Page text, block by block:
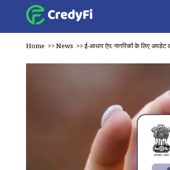
Home >>News >>ई-आधार ऐप: नागरिकों के लिए अपडेट